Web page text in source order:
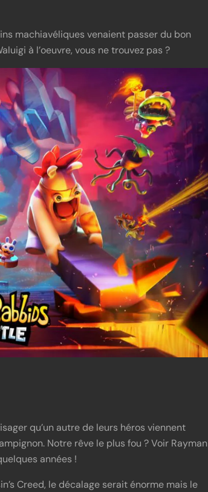
machiavéliques venaient passer du bon
à l’oeuvre, vous ne trouvez pas ?
qu’un autre de leurs héros viennent
Notre rêve le plus fou ? Voir Rayman
années !
Creed, le décalage serait énorme mais le